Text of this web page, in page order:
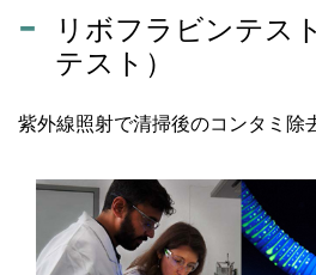
リボフラビンテス
テスト）
紫外線照射で清掃後のコンタミ除